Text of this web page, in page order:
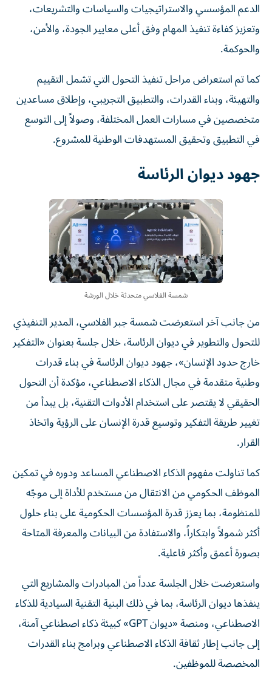
الدعم المؤسسي والاستراتيجيات والسياسات والتشريعات،
وتعزيز كفاءة تنفيذ المهام وفق أعلى معايير الجودة، والأمن،
والحوكمة.
كما تم استعراض مراحل تنفيذ التحول التي تشمل التقييم
والتهيئة، وبناء القدرات، والتطبيق التجريبي، وإطلاق مساعدين
متخصصين في مسارات العمل المختلفة، وصولاً إلى التوسع
في التطبيق وتحقيق المستهدفات الوطنية للمشروع.
جهود ديوان الرئاسة
شمسة الفلاسي متحدثة خلال الورشة
من جانب آخر استعرضت شمسة جبر الفلاسي، المدير التنفيذي
للتحول والتطوير في ديوان الرئاسة، خلال جلسة بعنوان «التفكير
خارج حدود الإنسان»، جهود ديوان الرئاسة في بناء قدرات
وطنية متقدمة في مجال الذكاء الاصطناعي، مؤكدة أن التحول
الحقيقي لا يقتصر على استخدام الأدوات التقنية، بل يبدأ من
تغيير طريقة التفكير وتوسيع قدرة الإنسان على الرؤية واتخاذ
القرار.
كما تناولت مفهوم الذكاء الاصطناعي المساعد ودوره في تمكين
الموظف الحكومي من الانتقال من مستخدم للأداة إلى موجّه
للمنظومة، بما يعزز قدرة المؤسسات الحكومية على بناء حلول
أكثر شمولاً وابتكاراً، والاستفادة من البيانات والمعرفة المتاحة
بصورة أعمق وأكثر فاعلية.
واستعرضت خلال الجلسة عدداً من المبادرات والمشاريع التي
ينفذها ديوان الرئاسة، بما في ذلك البنية التقنية السيادية للذكاء
الاصطناعي، ومنصة «ديوان GPT» كبيئة ذكاء اصطناعي آمنة،
إلى جانب إطار ثقافة الذكاء الاصطناعي وبرامج بناء القدرات
المخصصة للموظفين.